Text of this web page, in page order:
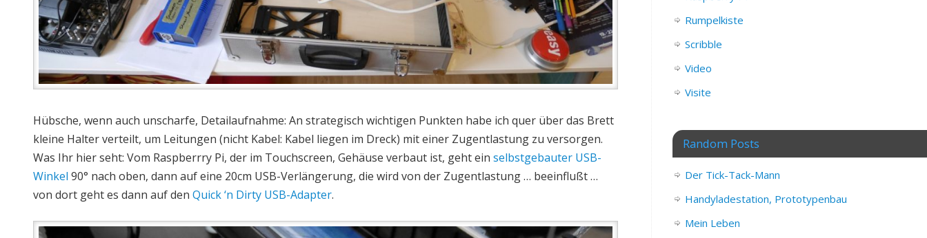
Hübsche, wenn auch unscharfe, Detailaufnahme: An strategisch wichtigen Punkten habe ich quer über das Brett
kleine Halter verteilt, um Leitungen (nicht Kabel: Kabel liegen im Dreck) mit einer Zugentlastung zu versorgen.
Was Ihr hier seht: Vom Raspberrry Pi, der im Touchscreen, Gehäuse verbaut ist, geht ein selbstgebauter USB-
Winkel 90° nach oben, dann auf eine 20cm USB-Verlängerung, die wird von der Zugentlastung … beeinflußt …
von dort geht es dann auf den Quick ‘n Dirty USB-Adapter.
Rumpelkiste
Scribble
Video
Visite
Random Posts
Der Tick-Tack-Mann
Handyladestation, Prototypenbau
Mein Leben